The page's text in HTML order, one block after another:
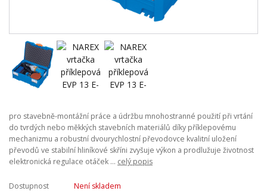
pro stavebně-montážní práce a údržbu mnohostranné použití při vrtání
do tvrdých nebo měkkých stavebních materiálů díky příklepovému
mechanizmu a robustní dvourychlostní převodovce kvalitní uložení
převodů ve stabilní hliníkové skříni zvyšuje výkon a prodlužuje životnost
elektronická regulace otáček ... celý popis
Dostupnost Není skladem